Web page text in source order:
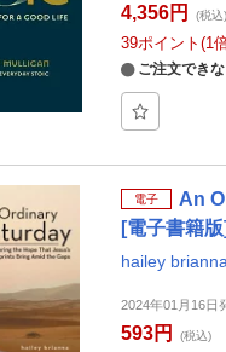
4,356円 (税込)
39ポイント 1
ご注文でき
電子
An
[電子書籍版]
hailey brianna
2024年01月16日
593円 (税込)